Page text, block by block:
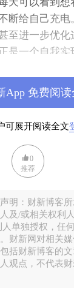
断给自己充电
至进一步优化
是一个自我实
即使面对一些
、内心不接受
自然的总是和
时间和利用时
的最大因素。
，似乎自己走
都想过当教授
好当的。想着
可展开阅读全文
App 免费阅读
0
推荐
：财新博客所
及/或相关权利
单独授权，任
财新网对相关
括财新博客的
观点，不代表